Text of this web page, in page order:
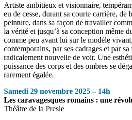
Artiste ambitieux et visionnaire,
eu de cesse, durant sa courte carrière, de
peinture, dans sa façon de travailler
la vérité et jusqu’à sa conception même
comme peu avant lui sur le modèle
contemporains, par ses cadrages et par
radicalement nouvelle de voir. Une
puissance des corps et des ombres se
rarement égalée.
Samedi 29 novembre 2025 – 14h
Les caravagesques romains : une
Théâtre de la Presle